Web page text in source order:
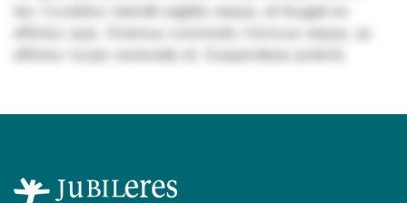
leo. Curabitur blandit sagittis neque, at feugiat ex
efficitur quis. Vivamus commodo rhoncus neque, ac
efficitur turpis venenatis et. Suspendisse potenti.